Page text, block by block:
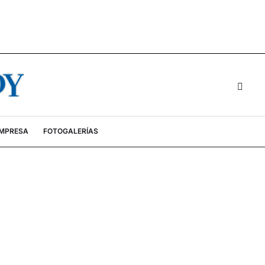
FOTOGALERÍAS